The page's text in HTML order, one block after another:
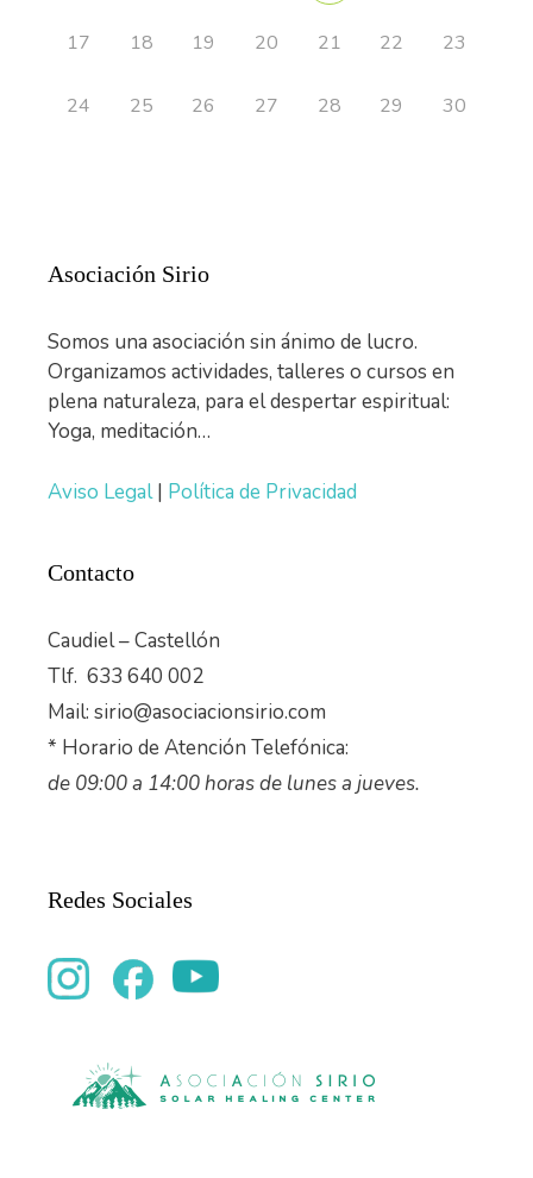
17 18 19 20 21 22 23
24 25 26 27 28 29 30
Asociación Sirio
Somos una asociación sin ánimo de lucro.
Organizamos actividades, talleres o cursos en
plena naturaleza, para el despertar espiritual:
Yoga, meditación…
Aviso Legal| Política de Privacidad
Contacto
Caudiel – Castellón
Tlf. 633 640 002
Mail: sirio@asociacionsirio.com
* Horario de Atención Telefónica:
de 09:00 a 14:00 horas de lunes a jueves.
Redes Sociales